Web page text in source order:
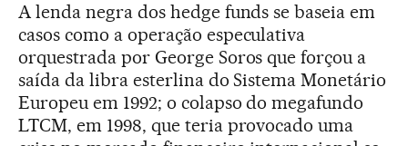
A lenda negra dos hedge funds se baseia em
casos como a operação especulativa
orquestrada por George Soros que forçou a
saída da libra esterlina do Sistema Monetário
Europeu em 1992; o colapso do megafundo
LTCM, em 1998, que teria provocado uma